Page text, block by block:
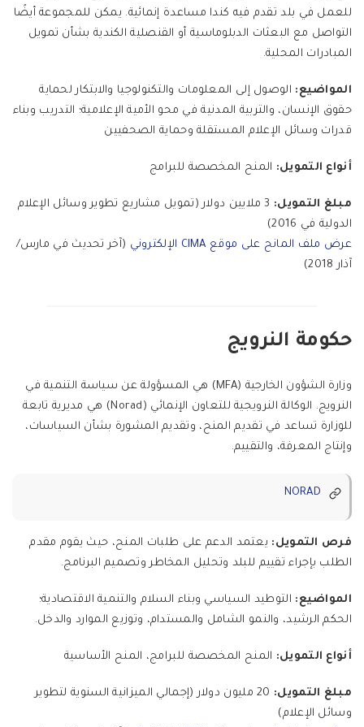
للعمل في بلد تقدم فيه كندا مساعدة إنمائية. يمكن للمجموعة أيضًا
التواصل مع البعثات الدبلوماسية أو القنصلية الكندية بشأن تمويل
المبادرات المحلية.
المواضيع: الوصول إلى المعلومات والتكنولوجيا والابتكار لحماية
حقوق الإنسان، والتربية المدنية في محو الأمية الإعلامية؛ التدريب وبناء
قدرات وسائل الإعلام المستقلة وحماية الصحفيين
أنواع التمويل: المنح المخصصة للبرامج
مبلغ التمويل:
3 ملايين دولار (تمويل مشاريع تطوير وسائل الإعلام
الدولية في 2016)
عرض ملف المانح على موقع CIMA الإلكتروني
(آخر تحديث في مارس/
آذار 2018)
حكومة النرويج
وزارة الشؤون الخارجية (MFA) هي المسؤولة عن سياسة التنمية في
النرويج. الوكالة النرويجية للتعاون الإنمائي (Norad) هي مديرية تابعة
للوزارة تساعد في تقديم المنح، وتقديم المشورة بشأن السياسات،
وإنتاج المعرفة، والتقييم.
NORAD
فرص التمويل: يعتمد الدعم على طلبات المنح، حيث يقوم مقدم
الطلب بإجراء تقييم للبلد وتحليل المخاطر وتصميم البرنامج.
المواضيع: التوطيد السياسي وبناء السلام والتنمية الاقتصادية؛
الحكم الرشيد، والنمو الشامل والمستدام، وتوزيع الموارد والدخل.
أنواع التمويل: المنح المخصصة للبرامج، المنح الأساسية
مبلغ التمويل:
20 مليون دولار (إجمالي الميزانية السنوية لتطوير
وسائل الإعلام)